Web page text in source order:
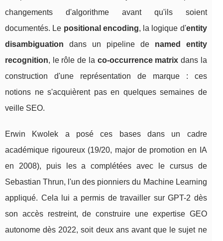
changements d'algorithme avant qu'ils soient
documentés. Le positional encoding, la logique d'entity
disambiguation dans un pipeline de named entity
recognition, le rôle de la co-occurrence matrix dans la
construction d'une représentation de marque : ces
notions ne s'acquièrent pas en quelques semaines de
veille SEO.
Erwin Kwolek a posé ces bases dans un cadre
académique rigoureux (19/20, major de promotion en IA
en 2008), puis les a complétées avec le cursus de
Sebastian Thrun, l'un des pionniers du Machine Learning
appliqué. Cela lui a permis de travailler sur GPT-2 dès
son accès restreint, de construire une expertise GEO
autonome dès 2022, soit deux ans avant que le sujet ne